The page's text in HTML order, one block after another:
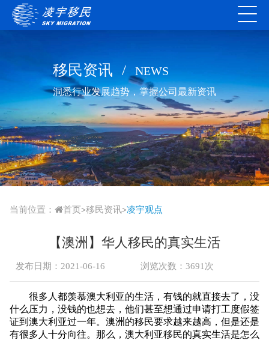
移民资讯 / NEWS
洞悉行业发展趋势，掌握公司最新资讯
当前位置： 首页>移民资讯>凌宇观点
【澳洲】华人移民的真实生活
发布日期：2021-06-16 浏览次数：3691次
很多人都羡慕澳大利亚的生活，有钱的就直接去了，没
什么压力，没钱的也想去，他们甚至想通过申请打工度假签
证到澳大利亚过一年。澳洲的移民要求越来越高，但是还是
有很多人十分向往。那么，澳大利亚移民的真实生活是怎么